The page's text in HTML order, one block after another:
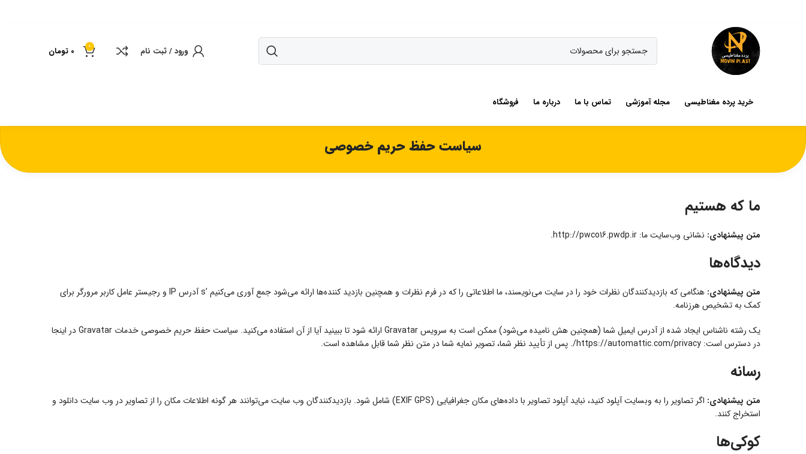
ورود / ثبت نام 0
0 تومان
خرید پرده مغناطیسی مجله آموزشی تماس با ما درباره ما فروشگاه
سیاست حفظ حریم خصوصی
ما که هستیم
متن پیشنهادی: نشانی وب‌سایت ما: http://pwco16.pwdp.ir.
دیدگاه‌ها
متن پیشنهادی:
هنگامی که بازدیدکنندگان نظرات خود را در سایت می‌نویسند، ما اطلاعاتی را که در فرم نظرات و همچنین بازدید کننده‌ها ارائه می‌شود جمع آوری می‌کنیم ’s آدرس IP و رجیستر عامل کاربر مرورگر برای
کمک به تشخیص هرزنامه.
یک رشته ناشناس ایجاد شده از آدرس ایمیل شما (همچنین هش نامیده می‌شود) ممکن است به سرویس Gravatar ارائه شود تا ببینید آیا از آن استفاده می‌کنید. سیاست حفظ حریم خصوصی خدمات Gravatar در اینجا
در دسترس است: https://automattic.com/privacy/. پس از تأیید نظر شما، تصویر نمایه شما در متن نظر شما قابل مشاهده است.
رسانه
متن پیشنهادی:
اگر تصاویر را به وبسایت آپلود کنید، نباید آپلود تصاویر با داده‌های مکان جغرافیایی (EXIF GPS) شامل شود. بازدیدکنندگان وب سایت می‌توانند هر گونه اطلاعات مکان را از تصاویر در وب سایت دانلود و
استخراج کنند.
کوکی‌ها